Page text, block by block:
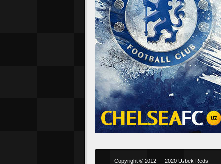
Copyright © 2012 — 2020 Uzbek Reds